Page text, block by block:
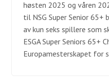
høsten 2025 og våren
til NSG Super Senior
av kun seks spillere som
ESGA Super Seniors 65+
Europamesterskapet for